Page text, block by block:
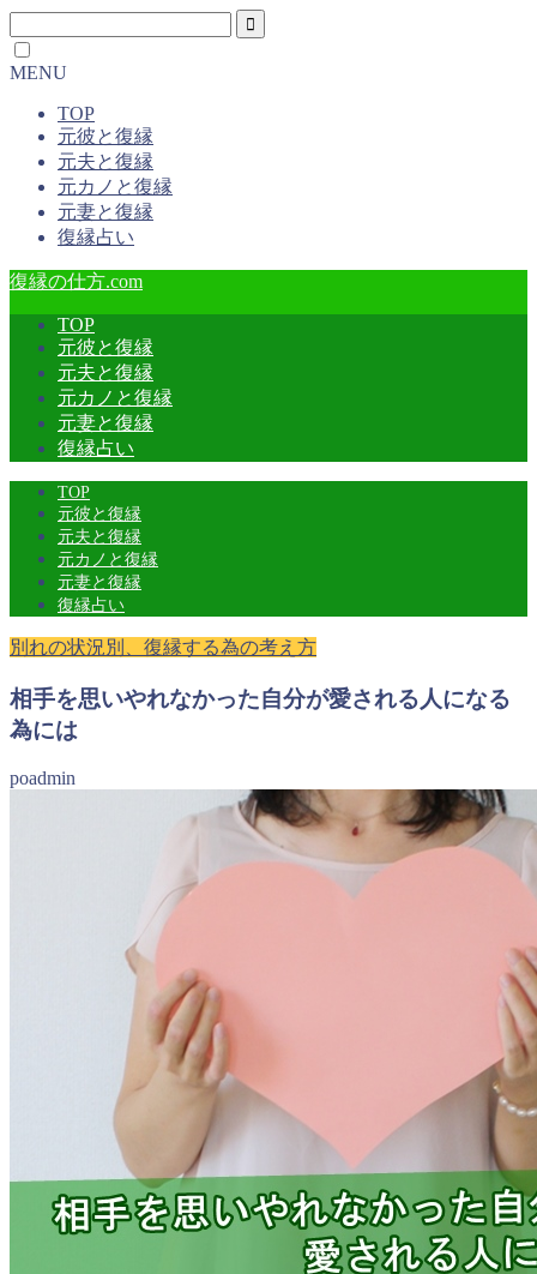
MENU
TOP
元彼と復縁
元夫と復縁
元カノと復縁
元妻と復縁
復縁占い
復縁の仕方.com
TOP
元彼と復縁
元夫と復縁
元カノと復縁
元妻と復縁
復縁占い
TOP
元彼と復縁
元夫と復縁
元カノと復縁
元妻と復縁
復縁占い
別れの状況別、復縁する為の考え方
相手を思いやれなかった自分が愛される人になる
為には
poadmin